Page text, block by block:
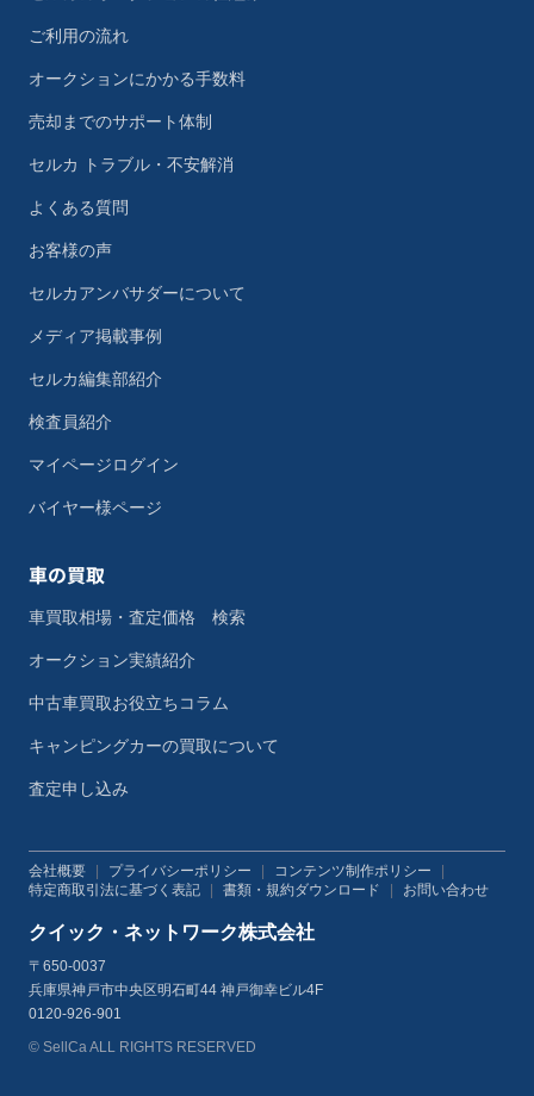
ご利用の流れ
オークションにかかる手数料
売却までのサポート体制
セルカ トラブル・不安解消
よくある質問
お客様の声
セルカアンバサダーについて
メディア掲載事例
セルカ編集部紹介
検査員紹介
マイページログイン
バイヤー様ページ
車の買取
車買取相場・査定価格 検索
オークション実績紹介
中古車買取お役立ちコラム
キャンピングカーの買取について
査定申し込み
会社概要 プライバシーポリシー コンテンツ制作ポリシー
特定商取引法に基づく表記
書類・規約ダウンロード お問い合わせ
クイック・ネットワーク株式会社
〒650-0037
兵庫県神戸市中央区明石町44 神戸御幸ビル4F
0120-926-901
© SellCa ALL RIGHTS RESERVED